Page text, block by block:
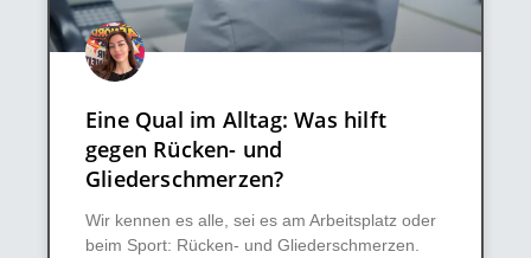
Eine Qual im Alltag: Was hilft
gegen Rücken- und
Gliederschmerzen?
Wir kennen es alle, sei es am Arbeitsplatz oder
beim Sport: Rücken- und Gliederschmerzen.